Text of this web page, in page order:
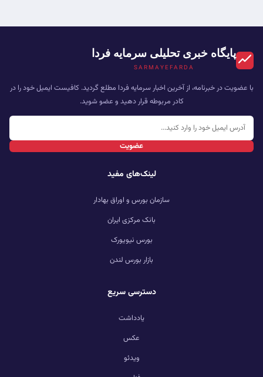
پایگاه خبری تحلیلی سرمایه فردا
SARMAYEFARDA
با عضویت در خبرنامه، از آخرین اخبار سرمایه فردا مطلع گردید. کافیست ایمیل خود را در
کادر مربوطه قرار دهید و عضو شوید.
عضویت
لینک‌های مفید
سازمان بورس و اوراق بهادار
بانک مرکزی ایران
بورس نیویورک
بازار بورس لندن
دسترسی سریع
یادداشت
عکس
ویدئو